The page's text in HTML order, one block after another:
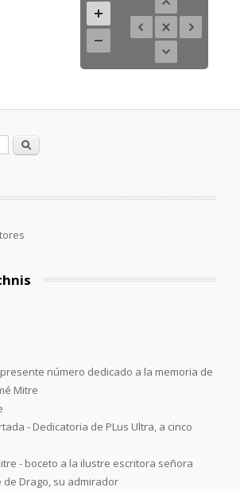
Buscar
número dedicado a la memoria de
Mitre
- Dedicatoria de PLus Ultra, a cinco
- boceto a la ilustre escritora señora
de Drago, su admirador